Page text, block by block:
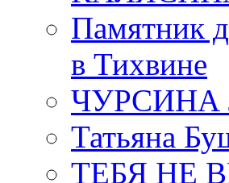
Памятник
в Тихвине
Татьяна
ТЕБЯ НЕ